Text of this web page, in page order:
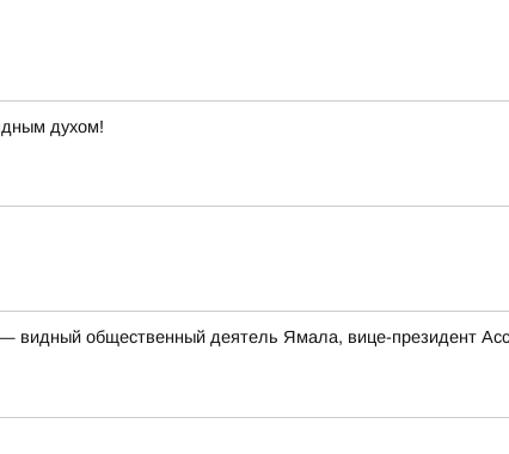
духом!
видный общественный деятель Ямала, вице-президент